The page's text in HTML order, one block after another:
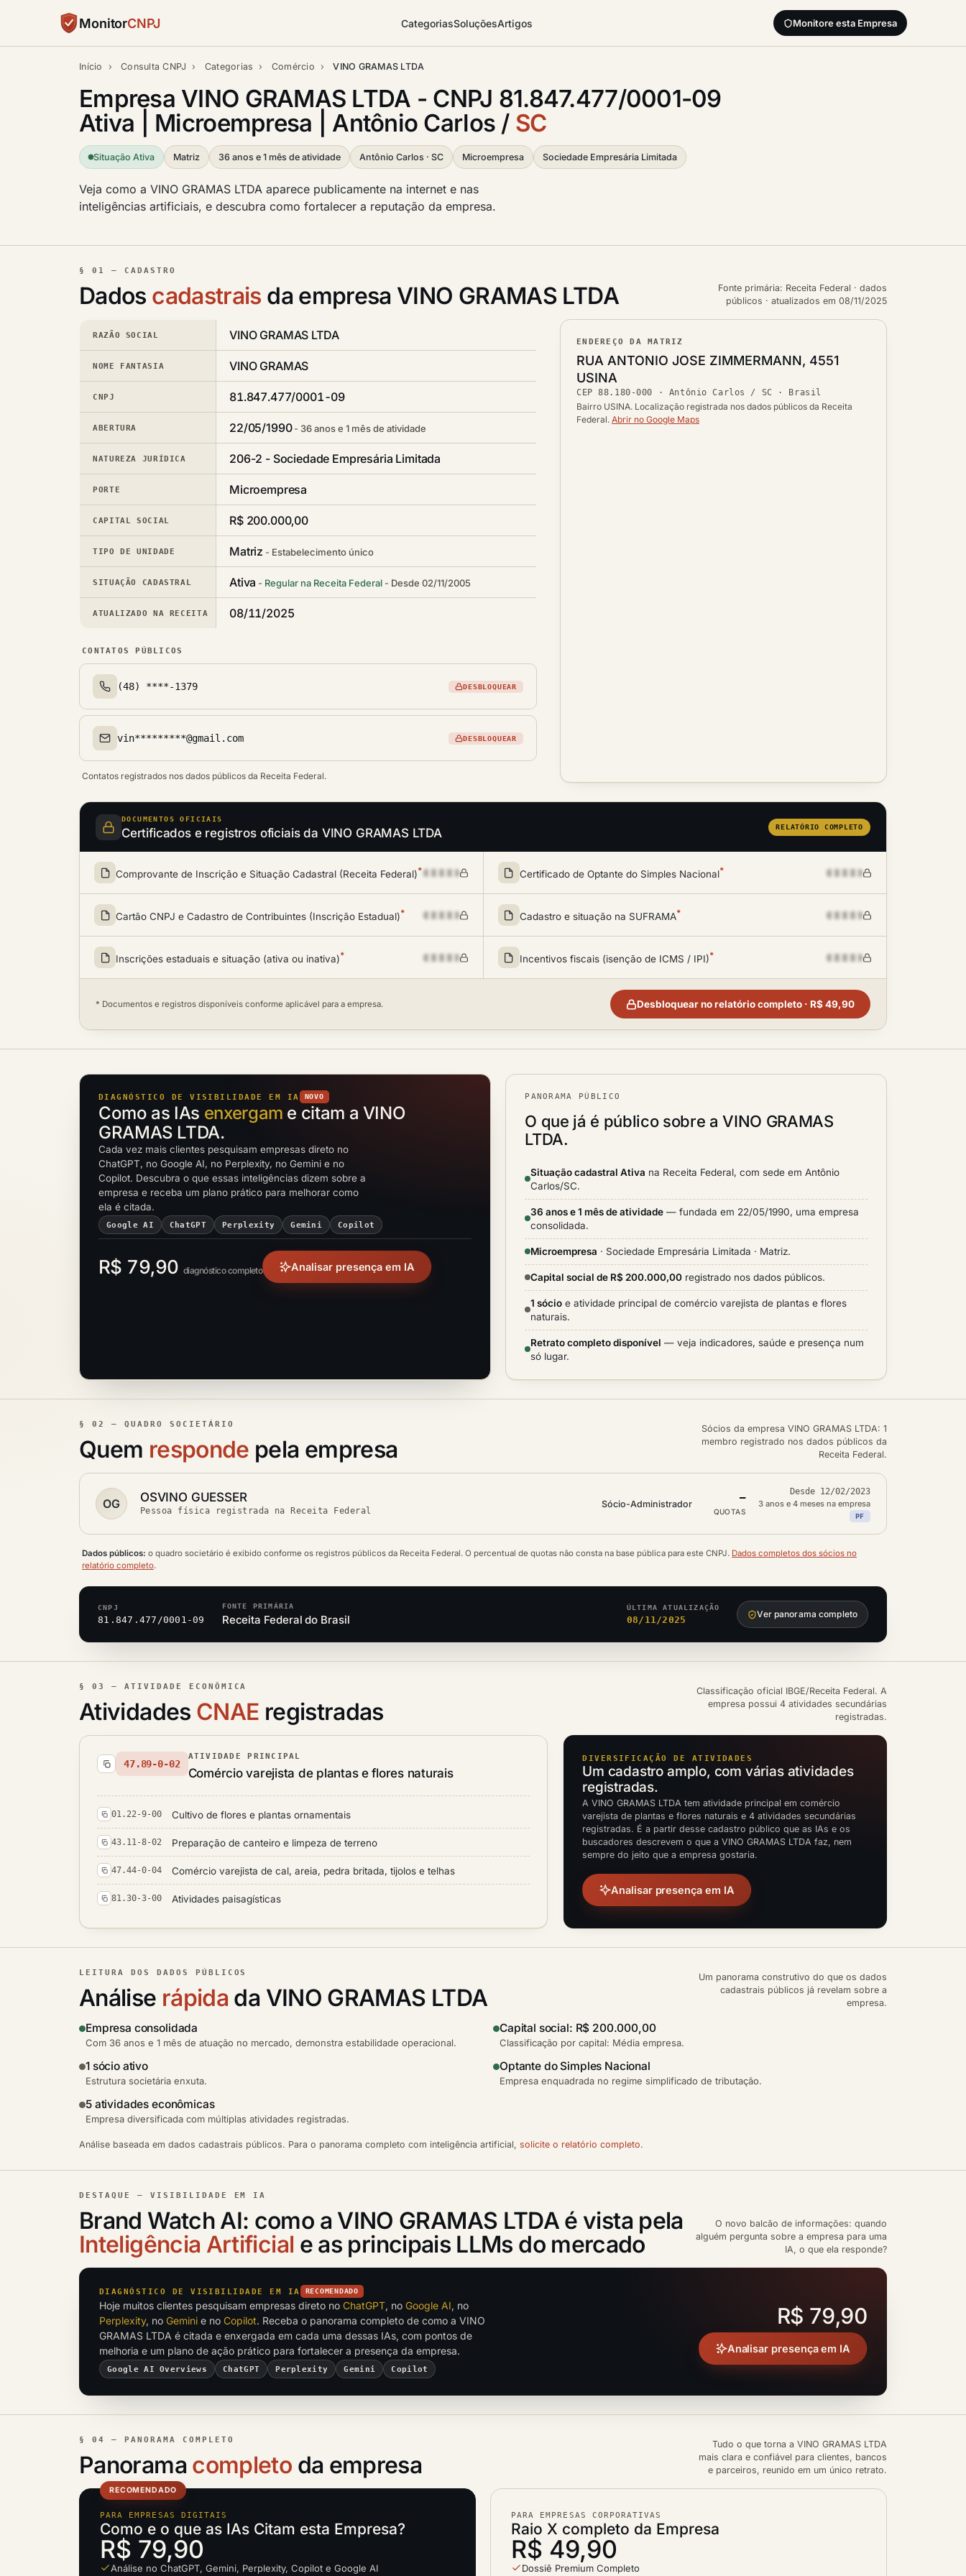
MonitorCNPJ CategoriasSoluçõesArtigos Monitore esta Empresa
Início › Consulta CNPJ › Categorias › Comércio › VINO GRAMAS LTDA
Empresa VINO GRAMAS LTDA - CNPJ 81.847.477/0001-09
Ativa | Microempresa | Antônio Carlos / SC
Situação Ativa Matriz 36 anos e 1 mês de atividade Antônio Carlos · SC Microempresa Sociedade Empresária Limitada
Veja como a VINO GRAMAS LTDA aparece publicamente na internet e nas
inteligências artificiais, e descubra como fortalecer a reputação da empresa.
§ 01 — CADASTRO
Dados cadastrais da empresa VINO GRAMAS LTDA
Fonte primária: Receita Federal · dados
públicos · atualizados em 08/11/2025
RAZÃO SOCIAL VINO GRAMAS LTDA
NOME FANTASIA VINO GRAMAS
CNPJ 81.847.477/0001-09
ABERTURA 22/05/1990 36 anos e 1 mês de atividade
NATUREZA JURÍDICA 206-2 - Sociedade Empresária Limitada
PORTE Microempresa
CAPITAL SOCIAL R$ 200.000,00
TIPO DE UNIDADE Matriz Estabelecimento único
SITUAÇÃO CADASTRAL Ativa Regular na Receita Federal Desde 02/11/2005
ATUALIZADO NA RECEITA 08/11/2025
CONTATOS PÚBLICOS
Telefone(s)
(48) ****-1379 DESBLOQUEAR
Email(s)
vin*********@gmail.com DESBLOQUEAR
Contatos registrados nos dados públicos da Receita Federal.
ENDEREÇO DA MATRIZ
Logradouro
RUA ANTONIO JOSE ZIMMERMANN, 4551
Bairro
USINA
CEP
CEP88.180-000 ·
Cidade / UF
Antônio Carlos / SC · Brasil
Bairro USINA. Localização registrada nos dados públicos da Receita
Federal. Abrir no Google Maps
DOCUMENTOS OFICIAIS
Certificados e registros oficiais da VINO GRAMAS LTDA RELATÓRIO COMPLETO
Comprovante de Inscrição e Situação Cadastral (Receita Federal)* Certificado de Optante do Simples Nacional*
Cartão CNPJ e Cadastro de Contribuintes (Inscrição Estadual)* Cadastro e situação na SUFRAMA*
Inscrições estaduais e situação (ativa ou inativa)* Incentivos fiscais (isenção de ICMS / IPI)*
* Documentos e registros disponíveis conforme aplicável para a empresa. Desbloquear no relatório completo · R$ 49,90
DIAGNÓSTICO DE VISIBILIDADE EM IA NOVO
Como as IAs enxergam e citam a VINO
GRAMAS LTDA.
Cada vez mais clientes pesquisam empresas direto no
ChatGPT, no Google AI, no Perplexity, no Gemini e no
Copilot. Descubra o que essas inteligências dizem sobre a
empresa e receba um plano prático para melhorar como
ela é citada.
Google AI ChatGPT Perplexity Gemini Copilot
R$ 79,90 diagnóstico completo Analisar presença em IA
PANORAMA PÚBLICO
O que já é público sobre a VINO GRAMAS
LTDA.
Situação cadastral Ativa na Receita Federal, com sede em Antônio
Carlos/SC.
36 anos e 1 mês de atividade — fundada em 22/05/1990, uma empresa
consolidada.
Microempresa · Sociedade Empresária Limitada · Matriz.
Capital social de R$ 200.000,00 registrado nos dados públicos.
1 sócio e atividade principal de comércio varejista de plantas e flores
naturais.
Retrato completo disponível — veja indicadores, saúde e presença num
só lugar.
§ 02 — QUADRO SOCIETÁRIO
Quem responde pela empresa
Sócios da empresa VINO GRAMAS LTDA: 1
membro registrado nos dados públicos da
Receita Federal.
OG OSVINO GUESSER
Pessoa física registrada na Receita Federal
Sócio-Administrador
—
QUOTAS
Desde 12/02/2023
3 anos e 4 meses na empresa
PF
Dados públicos: o quadro societário é exibido conforme os registros públicos da Receita Federal. O percentual de quotas não consta na base pública para este CNPJ. Dados completos dos sócios no
relatório completo.
CNPJ
81.847.477/0001-09
FONTE PRIMÁRIA
Receita Federal do Brasil
ÚLTIMA ATUALIZAÇÃO
08/11/2025 Ver panorama completo
§ 03 — ATIVIDADE ECONÔMICA
Atividades CNAE registradas
Classificação oficial IBGE/Receita Federal. A
empresa possui 4 atividades secundárias
registradas.
47.89-0-02
ATIVIDADE PRINCIPAL
Comércio varejista de plantas e flores naturais
01.22-9-00 Cultivo de flores e plantas ornamentais
43.11-8-02 Preparação de canteiro e limpeza de terreno
47.44-0-04 Comércio varejista de cal, areia, pedra britada, tijolos e telhas
81.30-3-00 Atividades paisagísticas
DIVERSIFICAÇÃO DE ATIVIDADES
Um cadastro amplo, com várias atividades
registradas.
A VINO GRAMAS LTDA tem atividade principal em comércio
varejista de plantas e flores naturais e 4 atividades secundárias
registradas. É a partir desse cadastro público que as IAs e os
buscadores descrevem o que a VINO GRAMAS LTDA faz, nem
sempre do jeito que a empresa gostaria.
Analisar presença em IA
LEITURA DOS DADOS PÚBLICOS
Análise rápida da VINO GRAMAS LTDA
Um panorama construtivo do que os dados
cadastrais públicos já revelam sobre a
empresa.
Empresa consolidada
Com 36 anos e 1 mês de atuação no mercado, demonstra estabilidade operacional.
Capital social: R$ 200.000,00
Classificação por capital: Média empresa.
1 sócio ativo
Estrutura societária enxuta.
Optante do Simples Nacional
Empresa enquadrada no regime simplificado de tributação.
5 atividades econômicas
Empresa diversificada com múltiplas atividades registradas.
Análise baseada em dados cadastrais públicos. Para o panorama completo com inteligência artificial, solicite o relatório completo.
DESTAQUE — VISIBILIDADE EM IA
Brand Watch AI: como a VINO GRAMAS LTDA é vista pela
Inteligência Artificial e as principais LLMs do mercado
O novo balcão de informações: quando
alguém pergunta sobre a empresa para uma
IA, o que ela responde?
DIAGNÓSTICO DE VISIBILIDADE EM IA RECOMENDADO
Hoje muitos clientes pesquisam empresas direto no ChatGPT, no Google AI, no
Perplexity, no Gemini e no Copilot. Receba o panorama completo de como a VINO
GRAMAS LTDA é citada e enxergada em cada uma dessas IAs, com pontos de
melhoria e um plano de ação prático para fortalecer a presença da empresa.
Google AI Overviews ChatGPT Perplexity Gemini Copilot
R$ 79,90
Analisar presença em IA
§ 04 — PANORAMA COMPLETO
Panorama completo da empresa
Tudo o que torna a VINO GRAMAS LTDA
mais clara e confiável para clientes, bancos
e parceiros, reunido em um único retrato.
RECOMENDADO
PARA EMPRESAS DIGITAIS
Como e o que as IAs Citam esta Empresa?
R$ 79,90
Análise no ChatGPT, Gemini, Perplexity, Copilot e Google AI
PARA EMPRESAS CORPORATIVAS
Raio X completo da Empresa
R$ 49,90
Dossiê Premium Completo